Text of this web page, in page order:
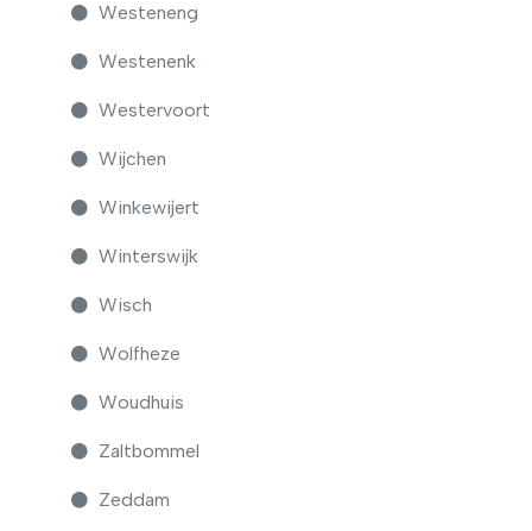
Westeneng
Westenenk
Westervoort
Wijchen
Winkewijert
Winterswijk
Wisch
Wolfheze
Woudhuis
Zaltbommel
Zeddam